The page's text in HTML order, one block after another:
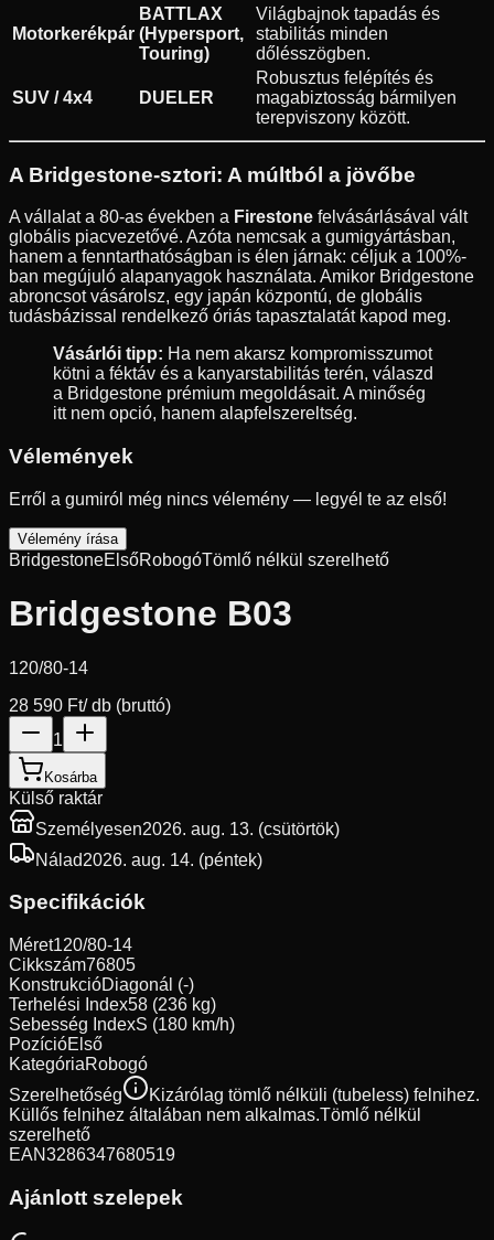
Motorkerékpár
BATTLAX
(Hypersport,
Touring)
Világbajnok tapadás és
stabilitás minden
dőlésszögben.
SUV / 4x4 DUELER
Robusztus felépítés és
magabiztosság bármilyen
terepviszony között.
A Bridgestone-sztori: A múltból a jövőbe
A vállalat a 80-as években a Firestone felvásárlásával vált
globális piacvezetővé. Azóta nemcsak a gumigyártásban,
hanem a fenntarthatóságban is élen járnak: céljuk a 100%-
ban megújuló alapanyagok használata. Amikor Bridgestone
abroncsot vásárolsz, egy japán központú, de globális
tudásbázissal rendelkező óriás tapasztalatát kapod meg.
Vásárlói tipp: Ha nem akarsz kompromisszumot
kötni a féktáv és a kanyarstabilitás terén, válaszd
a Bridgestone prémium megoldásait. A minőség
itt nem opció, hanem alapfelszereltség.
Vélemények
Erről a gumiról még nincs vélemény — legyél te az első!
Vélemény írása
BridgestoneElsőRobogóTömlő nélkül szerelhető
Bridgestone B03
120/80-14
28 590 Ft/ db (bruttó)
1
Kosárba
Külső raktár
Személyesen2026. aug. 13. (csütörtök)
Nálad2026. aug. 14. (péntek)
Specifikációk
Méret120/80-14
Cikkszám76805
KonstrukcióDiagonál (-)
Terhelési Index58 (236 kg)
Sebesség IndexS (180 km/h)
PozícióElső
KategóriaRobogó
Szerelhetőség
Kizárólag tömlő nélküli (tubeless) felnihez.
Küllős felnihez általában nem alkalmas.Tömlő nélkül
szerelhető
EAN3286347680519
Ajánlott szelepek